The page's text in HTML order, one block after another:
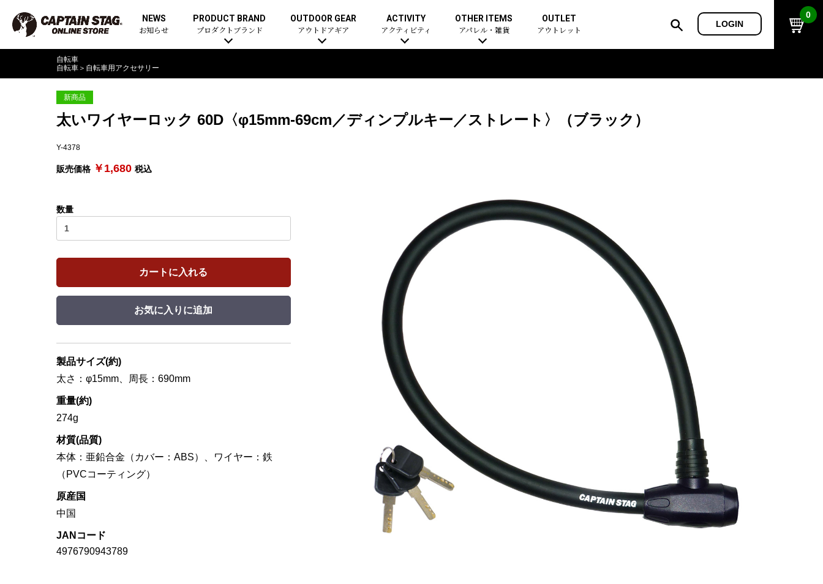
NEWS
お知らせ
PRODUCT BRAND
プロダクトブランド
OUTDOOR GEAR
アウトドアギア
ACTIVITY
アクティビティ
OTHER ITEMS
アパレル・雑貨
OUTLET
アウトレット
LOGIN
0
自転車
自転車 ＞ 自転車用アクセサリー
新商品
太いワイヤーロック 60D〈φ15mm-69cm／ディンプルキー／ストレート〉（ブラック）
Y-4378
販売価格 ￥1,680 税込
数量
カートに入れる
お気に入りに追加
製品サイズ(約)
太さ：φ15mm、周長：690mm
重量(約)
274g
材質(品質)
本体：亜鉛合金（カバー：ABS）、ワイヤー：鉄
（PVCコーティング）
原産国
中国
JANコード
4976790943789